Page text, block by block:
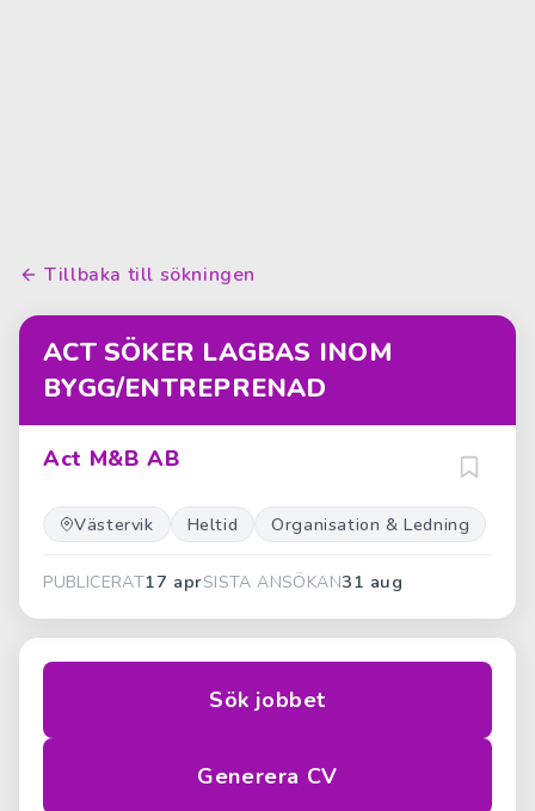
Tillbaka till sökningen
ACT SÖKER LAGBAS INOM
BYGG/ENTREPRENAD
Act M&B AB
Västervik Heltid Organisation & Ledning
PUBLICERAT17 aprSISTA ANSÖKAN31 aug
Sök jobbet
Generera CV